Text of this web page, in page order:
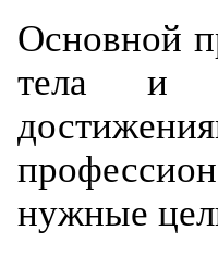
Основной
тела и
нужные